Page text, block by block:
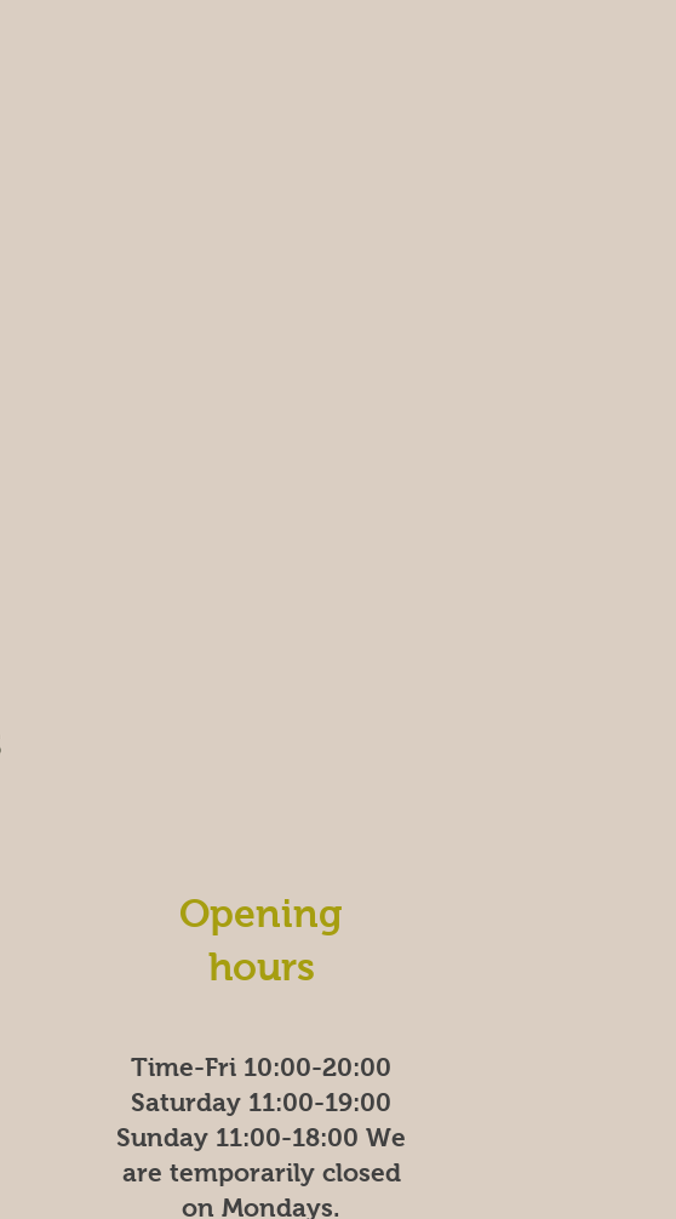
Opening
hours
Time-Fri 10:00-20:00
Saturday 11:00-19:00
Sunday 11:00-18:00 We
are temporarily closed
on Mondays.